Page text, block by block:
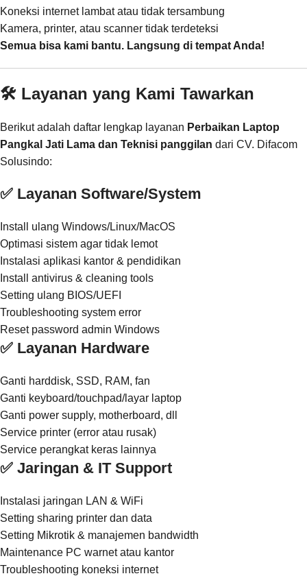
Koneksi internet lambat atau tidak tersambung
Kamera, printer, atau scanner tidak terdeteksi
Semua bisa kami bantu. Langsung di tempat Anda!
🛠️ Layanan yang Kami Tawarkan
Berikut adalah daftar lengkap layanan Perbaikan Laptop
Pangkal Jati Lama dan Teknisi panggilan dari CV. Difacom
Solusindo:
✅ Layanan Software/System
Install ulang Windows/Linux/MacOS
Optimasi sistem agar tidak lemot
Instalasi aplikasi kantor & pendidikan
Install antivirus & cleaning tools
Setting ulang BIOS/UEFI
Troubleshooting system error
Reset password admin Windows
✅ Layanan Hardware
Ganti harddisk, SSD, RAM, fan
Ganti keyboard/touchpad/layar laptop
Ganti power supply, motherboard, dll
Service printer (error atau rusak)
Service perangkat keras lainnya
✅ Jaringan & IT Support
Instalasi jaringan LAN & WiFi
Setting sharing printer dan data
Setting Mikrotik & manajemen bandwidth
Maintenance PC warnet atau kantor
Troubleshooting koneksi internet